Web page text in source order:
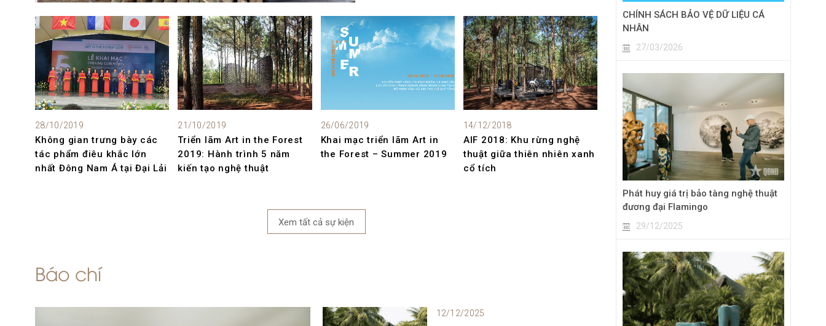
28/10/2019
Không gian trưng bày các
tác phẩm điêu khắc lớn
nhất Đông Nam Á tại Đại Lải
21/10/2019
Triển lãm Art in the Forest
2019: Hành trình 5 năm
kiến tạo nghệ thuật
26/06/2019
Khai mạc triển lãm Art in
the Forest – Summer 2019
14/12/2018
AIF 2018: Khu rừng nghệ
thuật giữa thiên nhiên xanh
cổ tích
Xem tất cả sự kiện
Báo chí
12/12/2025
CHÍNH SÁCH BẢO VỆ DỮ LIỆU CÁ
NHÂN
27/03/2026
Phát huy giá trị bảo tàng nghệ thuật
đương đại Flamingo
29/12/2025